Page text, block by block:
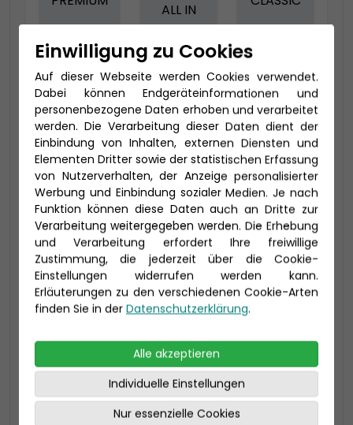
ALL IN
-150 € - Frühbucher Plus
2-Bett Meerblick (MB)
bevorzugte Lage 22-23 qm, Bad mit Dusche
Kabinenkategorie MB bis zu 4 Personen
Preis 3.290 €
alle Kategorien anzeigen
Einwilligung zu Cookies
Auf dieser Webseite werden Cookies verwendet.
Dabei können Endgeräteinformationen und
personenbezogene Daten erhoben und verarbeitet
werden. Die Verarbeitung dieser Daten dient der
Einbindung von Inhalten, externen Diensten und
Elementen Dritter sowie der statistischen Erfassung
von Nutzerverhalten, der Anzeige personalisierter
Werbung und Einbindung sozialer Medien. Je nach
Funktion können diese Daten auch an Dritte zur
Verarbeitung weitergegeben werden. Die Erhebung
und Verarbeitung erfordert Ihre freiwillige
Zustimmung, die jederzeit über die Cookie-
Einstellungen widerrufen werden kann.
Erläuterungen zu den verschiedenen Cookie-Arten
finden Sie in der Datenschutzerklärung.
Alle akzeptieren
Individuelle Einstellungen
Nur essenzielle Cookies